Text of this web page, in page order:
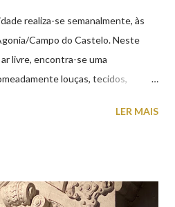
realiza-se semanalmente, às
Campo do Castelo. Neste
livre, encontra-se uma
louças, tecidos,
de funcionamento | Verão
Viana do Castelo (2019.10.25)
LER MAIS